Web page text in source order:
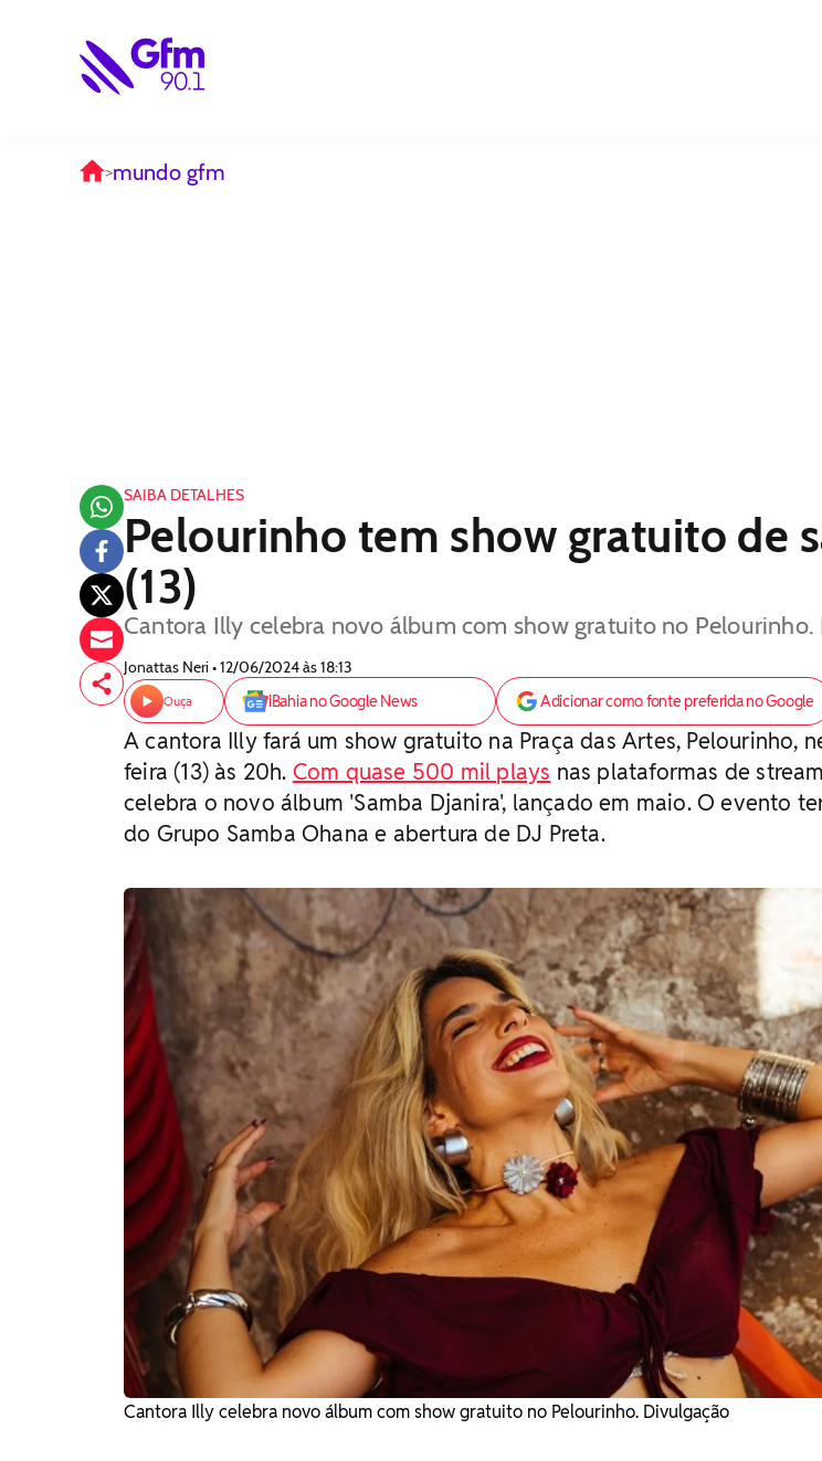
>mundo gfm
SAIBA DETALHES
Pelourinho tem show gratuito de
(13)
Cantora Illy celebra novo álbum com show gratuito no
Jonattas Neri • 12/06/2024 às 18:13
Ouça iBahia no Google News Adicionar como fonte preferida no Google
A cantora Illy fará um show gratuito na Praça das Artes, Pelourinho,
feira (13) às 20h. Com quase 500 mil plays nas plataformas de
celebra o novo álbum 'Samba Djanira', lançado em maio. O evento
do Grupo Samba Ohana e abertura de DJ Preta.
Cantora Illy celebra novo álbum com show gratuito no Pelourinho. Divulgação